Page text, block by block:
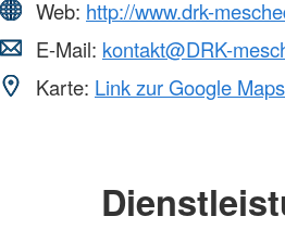
Web: http://www.drk-
E-Mail: kontakt@DRK-
Karte: Link zur Google